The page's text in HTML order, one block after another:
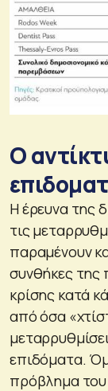
Ο
Η έρευνα της
τις
παραμένουν
συνθήκες της
κρίσης κατά
από όσα
επιδόματα.
πρόβλημα του